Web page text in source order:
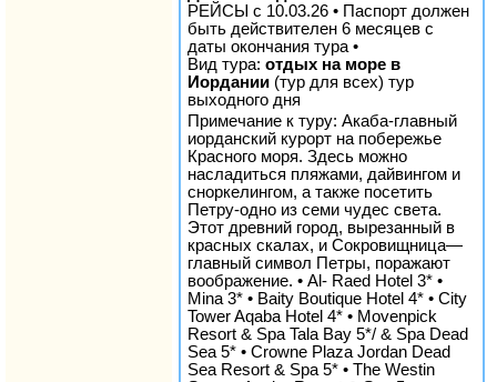
РЕЙСЫ с 10.03.26 • Паспорт должен
быть действителен 6 месяцев с
даты окончания тура •
Вид тура: отдых на море в
Иордании (тур для всех) тур
выходного дня
Примечание к туру: Акаба-главный
иорданский курорт на побережье
Красного моря. Здесь можно
насладиться пляжами, дайвингом и
сноркелингом, а также посетить
Петру-одно из семи чудес света.
Этот древний город, вырезанный в
красных скалах, и Сокровищница—
главный символ Петры, поражают
воображение. • Al- Raed Hotel 3* •
Mina 3* • Baity Boutique Hotel 4* • City
Tower Aqaba Hotel 4* • Movenpick
Resort & Spa Tala Bay 5*/ & Spa Dead
Sea 5* • Crowne Plaza Jordan Dead
Sea Resort & Spa 5* • The Westin